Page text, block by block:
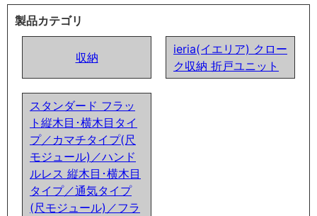
製品カテゴリ
収納
ieria(イエリア) クロー
ク収納 折戸ユニット
スタンダード フラッ
ト縦木目･横木目タイ
プ／カマチタイプ(尺
モジュール)／ハンド
ルレス 縦木目･横木目
タイプ／通気タイプ
(尺モジュール)／フラ